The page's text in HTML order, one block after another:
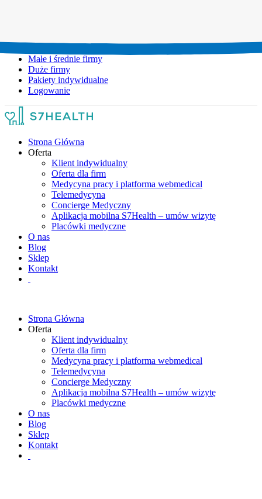
Małe i średnie firmy
Duże firmy
Pakiety indywidualne
Logowanie
Strona Główna
Oferta
Klient indywidualny
Oferta dla firm
Medycyna pracy i platforma webmedical
Telemedycyna
Concierge Medyczny
Aplikacja mobilna S7Health – umów wizytę
Placówki medyczne
O nas
Blog
Sklep
Kontakt
Strona Główna
Oferta
Klient indywidualny
Oferta dla firm
Medycyna pracy i platforma webmedical
Telemedycyna
Concierge Medyczny
Aplikacja mobilna S7Health – umów wizytę
Placówki medyczne
O nas
Blog
Sklep
Kontakt